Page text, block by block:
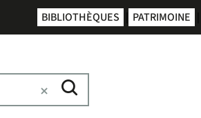
BIBLIOTHÈQUES PATRIMOINE